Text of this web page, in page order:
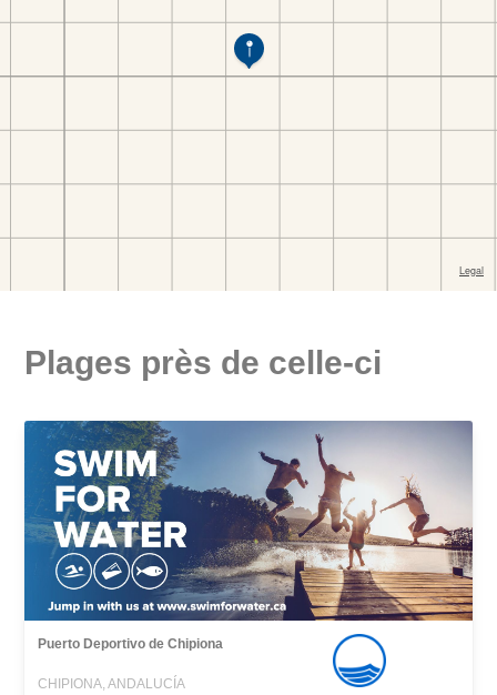
Plages près de celle-ci
Puerto Deportivo de Chipiona
CHIPIONA, ANDALUCÍA